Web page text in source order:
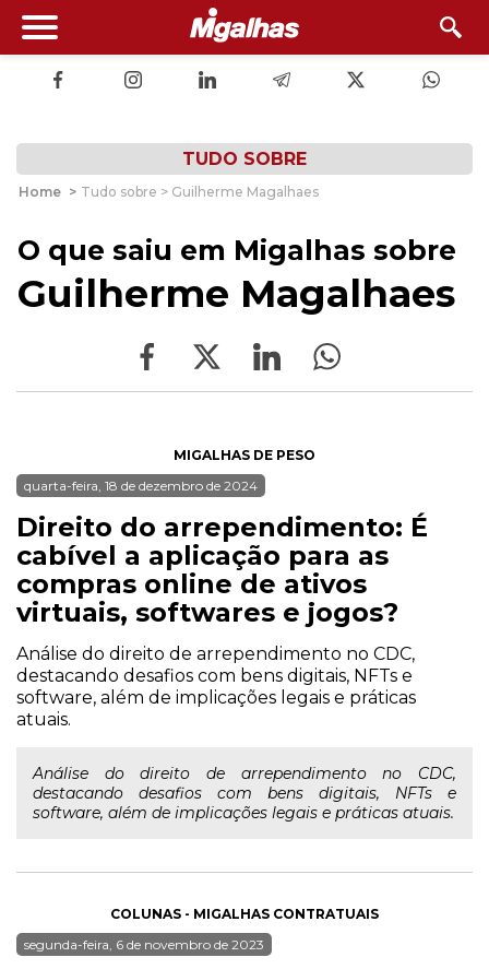
TUDO SOBRE
Home > Tudo sobre > Guilherme Magalhaes
O que saiu em Migalhas sobre
Guilherme Magalhaes
MIGALHAS DE PESO
quarta-feira, 18 de dezembro de 2024
Direito do arrependimento: É
cabível a aplicação para as
compras online de ativos
virtuais, softwares e jogos?
Análise do direito de arrependimento no CDC,
destacando desafios com bens digitais, NFTs e
software, além de implicações legais e práticas
atuais.
Análise do direito de arrependimento no CDC,
destacando desafios com bens digitais, NFTs e
software, além de implicações legais e práticas atuais.
COLUNAS - MIGALHAS CONTRATUAIS
segunda-feira, 6 de novembro de 2023